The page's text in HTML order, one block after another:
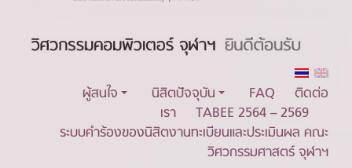
ผู้สนใจ นิสิตปัจจุบัน FAQ
ติดต่อ
เรา
TABEE 2564 – 2569
ระบบคำร้องของนิสิตงานทะเบียนและประเมินผล คณะ
วิศวกรรมศาสตร์ จุฬาฯ